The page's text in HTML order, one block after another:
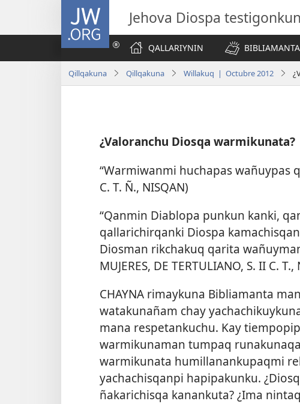
JW.ORG
Jehova Diospa
QALLARIYNIN
Qillqakuna Qillqakuna Willakuq | Octubre 2012
¿Valoranchu Diosqa warmikunata?
“Warmiwanmi huchapas wañuypas
C. T. Ñ., NISQAN)
“Qanmin Diablopa punkun kanki,
qallarichirqanki Diospa
Diosman rikchakuq qarita
MUJERES, DE TERTULIANO, S. II C. T.,
CHAYNA rimaykuna Bibliamanta
watakunañam chay
mana respetankuchu. Kay
warmikunaman tumpaq
warmikunata humillanankupaqmi
yachachisqanpi hapipakunku.
ñakarichisqa kanankuta? ¿Ima